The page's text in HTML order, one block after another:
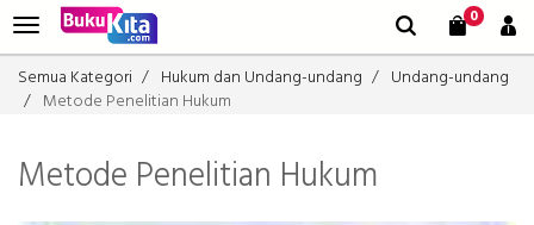
0
Semua Kategori Hukum dan Undang-undang
Undang-undang
Metode Penelitian Hukum
Metode Penelitian Hukum